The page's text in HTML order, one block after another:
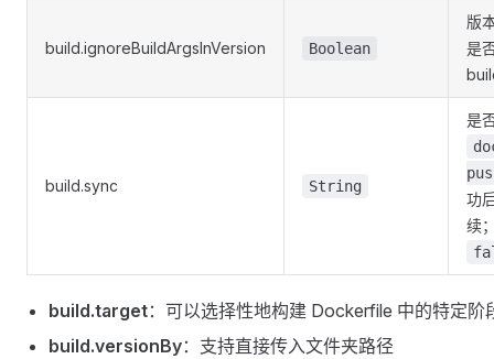
build.ignoreBuildArgsInVersion Boolean
版
是
build.sync String
是
功
续
build.target：可以选择性地构建 Dockerfile 中的特定阶
build.versionBy：支持直接传入文件夹路径